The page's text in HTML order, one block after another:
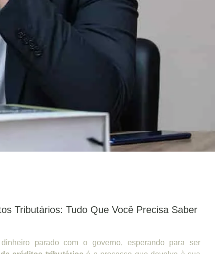
Tributários: Tudo Que Você Precisa Saber
parado com o governo, esperando para ser